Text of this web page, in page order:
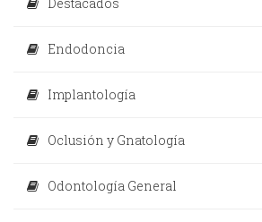
Endodoncia
Implantología
Oclusión y Gnatología
Odontología General